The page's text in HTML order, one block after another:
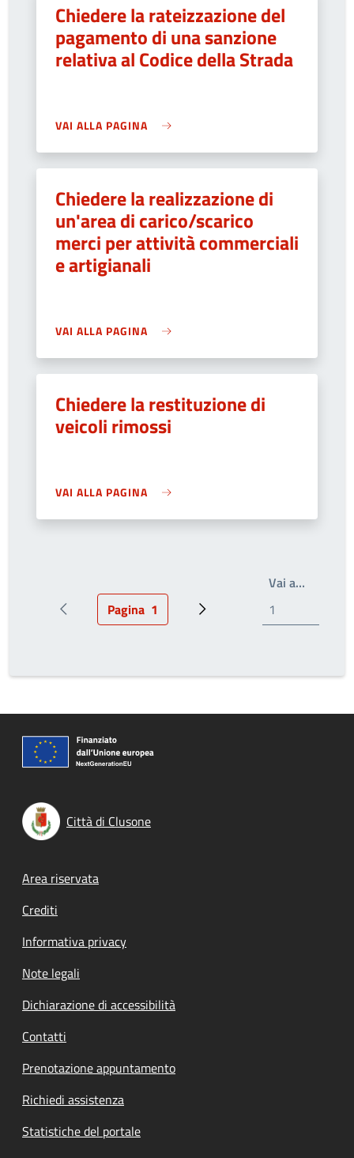
Chiedere la rateizzazione del
pagamento di una sanzione
relativa al Codice della Strada
VAI ALLA PAGINA
Chiedere la realizzazione di
un'area di carico/scarico
merci per attività commerciali
e artigianali
VAI ALLA PAGINA
Chiedere la restituzione di
veicoli rimossi
VAI ALLA PAGINA
Pagina precedentePagina attuale
Pagina 1 Prossima pagina
Vai a…
Città di Clusone
Footer menu
Area riservata
Crediti
Informativa privacy
Note legali
Dichiarazione di accessibilità
Contatti
Prenotazione appuntamento
Richiedi assistenza
Statistiche del portale